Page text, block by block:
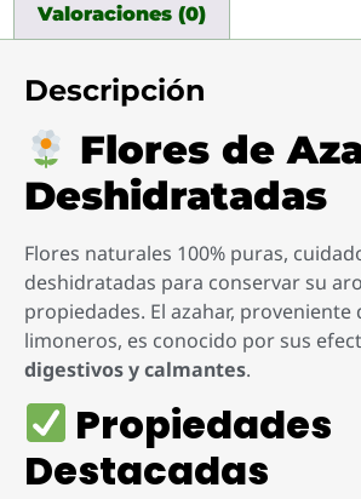
Valoraciones (0)
Descripción
Flores de
Deshidratadas
Flores naturales 100% puras,
deshidratadas para conservar su
propiedades. El azahar, proveniente
limoneros, es conocido por sus
digestivos y calmantes.
Propiedades
Destacadas